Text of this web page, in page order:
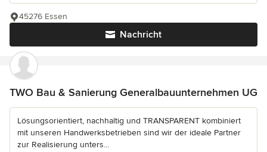
Nachricht
45276 Essen
TWO Bau & Sanierung Generalbauunternehmen UG
Lösungsorientiert, nachhaltig und TRANSPARENT kombiniert
mit unseren Handwerksbetrieben sind wir der ideale Partner
zur Realisierung unters...